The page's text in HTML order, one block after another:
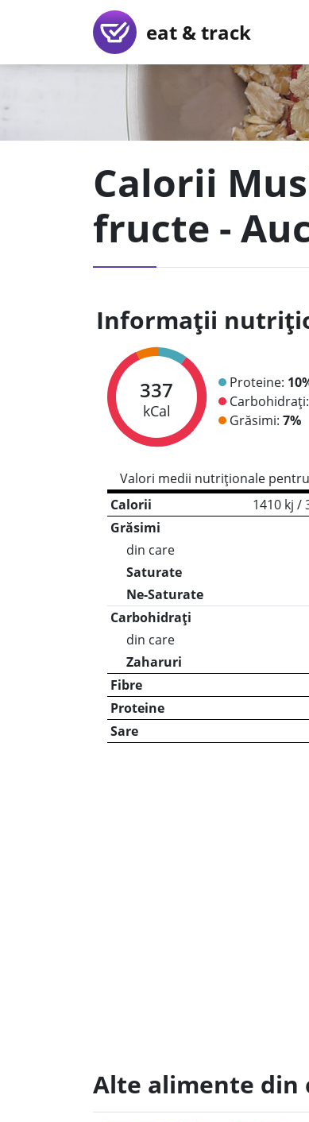
eat & track
Calorii
fructe -
Informații
337
kCal
Proteine:
Carbohidrați:
Grăsimi: 7%
Valori medii nutriționale pentru
Calorii
1410 kj /
Grăsimi
din care
Saturate
Ne-Saturate
Carbohidrați
din care
Zaharuri
Fibre
Proteine
Sare
Alte alimente din